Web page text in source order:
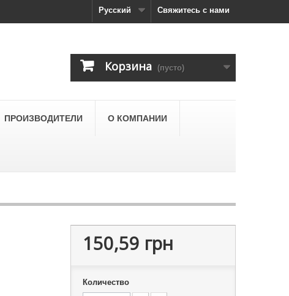
Свяжитесь с нами
Русский
Корзина (пусто)
ПРОИЗВОДИТЕЛИ О КОМПАНИИ
150,59 грн
Количество